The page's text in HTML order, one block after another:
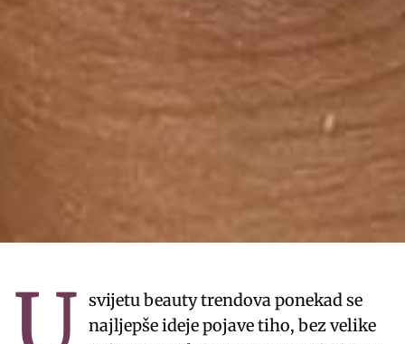
svijetu beauty trendova ponekad se
najljepše ideje pojave tiho, bez velike